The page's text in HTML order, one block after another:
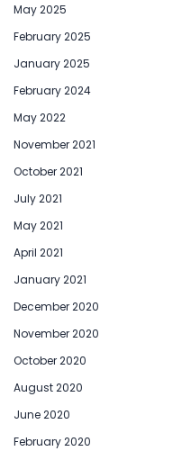
May 2025
February 2025
January 2025
February 2024
May 2022
November 2021
October 2021
July 2021
May 2021
April 2021
January 2021
December 2020
November 2020
October 2020
August 2020
June 2020
February 2020